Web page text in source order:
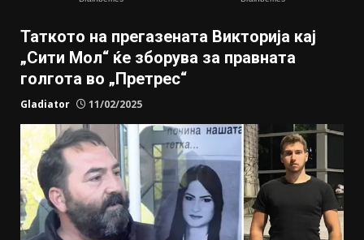
Таткото на прегазената Викторија кај
„Сити Мол“ ќе зборува за правната
голгота во „Претрес“
Gladiator 11/02/2025